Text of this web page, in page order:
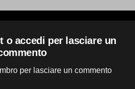
o accedi per lasciare un
per lasciare un commento